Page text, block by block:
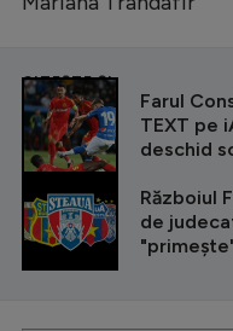
CITEȘTE ȘI
Farul
TEXT pe
deschid
Războiul
de